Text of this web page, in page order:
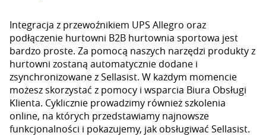
Integracja z przewoźnikiem UPS Allegro oraz
podłączenie hurtowni B2B hurtownia sportowa jest
bardzo proste. Za pomocą naszych narzędzi produkty z
hurtowni zostaną automatycznie dodane i
zsynchronizowane z Sellasist. W każdym momencie
możesz skorzystać z pomocy i wsparcia Biura Obsługi
Klienta. Cyklicznie prowadzimy również szkolenia
online, na których przedstawiamy najnowsze
funkcjonalności i pokazujemy, jak obsługiwać Sellasist.